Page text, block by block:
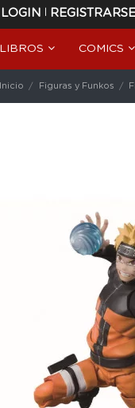
LOGIN | REGISTRARSE
LIBROS COMICS
Inicio Figuras y Funkos